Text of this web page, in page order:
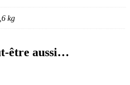
kg
être aussi…